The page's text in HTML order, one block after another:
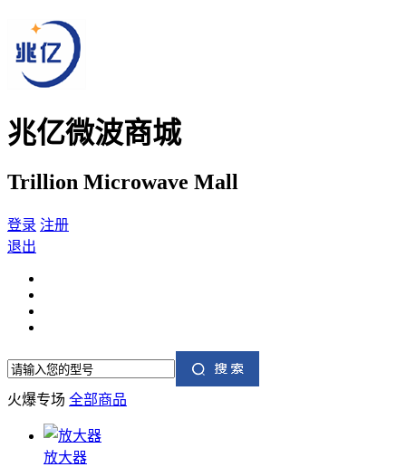
兆亿微波商城
Trillion Microwave Mall
登录 注册
退出
火爆专场 全部商品
放大器